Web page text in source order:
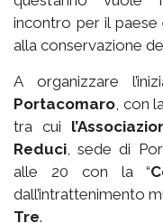
incontro per il
alla conservazione
A organizzare
Portacomaro , con
tra cui
Reduci , sede di
alle 20 con la “
dall’intrattenimento
Tre.